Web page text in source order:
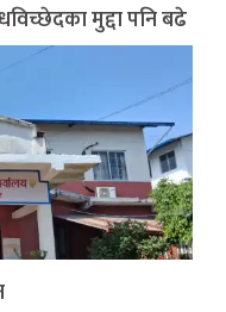
मुद्दा पनि बढे